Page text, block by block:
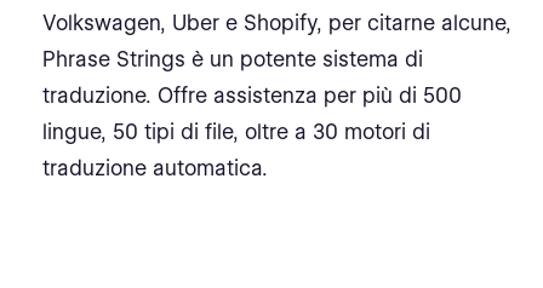
Volkswagen, Uber e Shopify, per citarne alcune,
Phrase Strings è un potente sistema di
traduzione. Offre assistenza per più di 500
lingue, 50 tipi di file, oltre a 30 motori di
traduzione automatica.